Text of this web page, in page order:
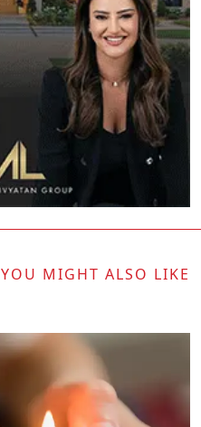
YOU MIGHT ALSO LIKE